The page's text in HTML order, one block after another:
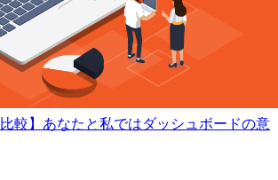
比較】あなたと私ではダッシュボードの意